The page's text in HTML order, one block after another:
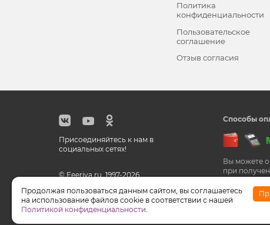
Политика
конфиденциальности
Пользовательское
соглашение
Отзыв согласия
Присоединяйтесь к нам в
социальных сетях!
© Feeriya.ru, 1997-2026
Способы
Вы можете
при
WhatsApp принадлежат компании Meta, признанной
Продолжая пользоваться данным сайтом, вы соглашаетесь
на использование файлов cookie в соответствии с нашей
Политикой конфиденциальности.